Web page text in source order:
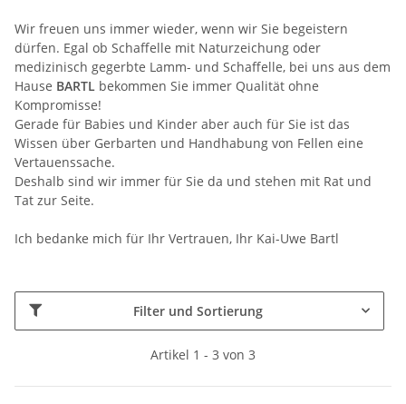
Wir freuen uns immer wieder, wenn wir Sie begeistern
dürfen. Egal ob Schaffelle mit Naturzeichung oder
medizinisch gegerbte Lamm- und Schaffelle, bei uns aus dem
Hause BARTL bekommen Sie immer Qualität ohne
Kompromisse!
Gerade für Babies und Kinder aber auch für Sie ist das
Wissen über Gerbarten und Handhabung von Fellen eine
Vertauenssache.
Deshalb sind wir immer für Sie da und stehen mit Rat und
Tat zur Seite.
Ich bedanke mich für Ihr Vertrauen, Ihr Kai-Uwe Bartl
Filter und Sortierung
Artikel 1 - 3 von 3